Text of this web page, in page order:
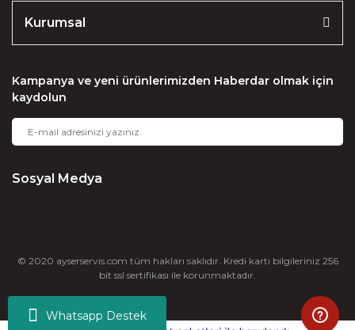
Whatsapp Destek
Kurumsal
Kampanya ve yeni ürünlerimizden Haberdar olmak için
kaydolun
Sosyal Medya
© 2020 ayserservis.com tüm hakları saklıdır. Kredi kartı bilgileriniz 256
bit ssl sertifikası ile korunmaktadır.